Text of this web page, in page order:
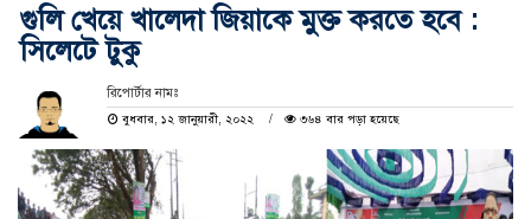
গুলি খেয়ে খালেদা জিয়াকে মুক্ত করতে হবে :
সিলেটে টুকু
রিপোর্টার নামঃ
বুধবার, ১২ জানুয়ারী, ২০২২
৩৬৪ বার পড়া হয়েছে